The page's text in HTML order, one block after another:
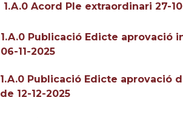
1.A.0 Acord Ple extraordinari 27-
1.A.0 Publicació Edicte aprovació
06-11-2025
1.A.0 Publicació Edicte aprovació
de 12-12-2025